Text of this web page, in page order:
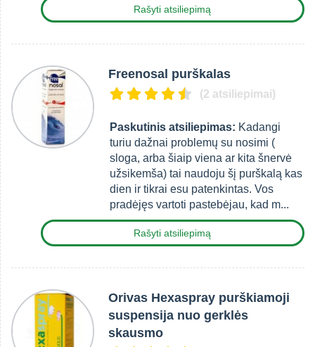
Rašyti atsiliepimą
Freenosal purškalas
(2 atsiliepimai)
Paskutinis atsiliepimas: Kadangi
turiu dažnai problemų su nosimi (
sloga, arba šiaip viena ar kita šnervė
užsikemša) tai naudoju šį purškalą kas
dien ir tikrai esu patenkintas. Vos
pradėjęs vartoti pastebėjau, kad m...
Rašyti atsiliepimą
Orivas Hexaspray purškiamoji
suspensija nuo gerklės
skausmo